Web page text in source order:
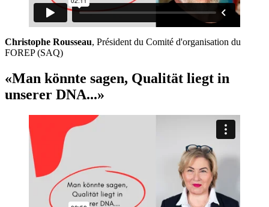
Christophe Rousseau, Président du Comité d'organisation du
FOREP (SAQ)
«Man könnte sagen, Qualität liegt in
unserer DNA...»